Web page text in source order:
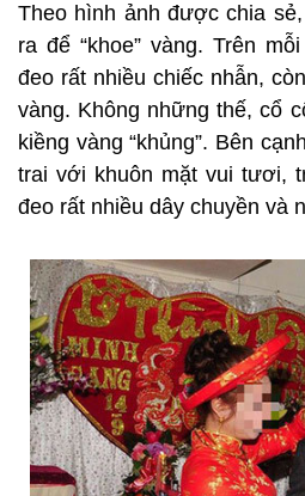
Theo hình ảnh được chia
ra để “khoe” vàng. Trên
đeo rất nhiều chiếc nhẫn,
vàng. Không những thế, cổ
kiềng vàng “khủng”. Bên
trai với khuôn mặt vui tươi,
đeo rất nhiều dây chuyền và